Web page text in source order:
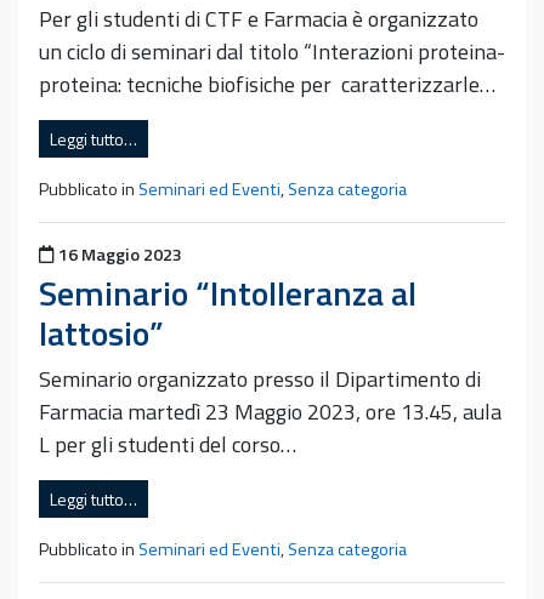
Per gli studenti di CTF e Farmacia è organizzato
un ciclo di seminari dal titolo “Interazioni proteina-
proteina: tecniche biofisiche per caratterizzarle…
Leggi tutto…
Pubblicato inSeminari ed Eventi,Senza categoria
Pubblicato il
16 Maggio 2023
Seminario “Intolleranza al
lattosio”
Seminario organizzato presso il Dipartimento di
Farmacia martedì 23 Maggio 2023, ore 13.45, aula
L per gli studenti del corso…
Leggi tutto…
Pubblicato inSeminari ed Eventi,Senza categoria